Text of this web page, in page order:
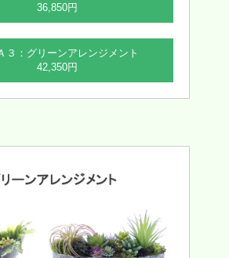
36,850円
３：グリーンアレンジメント
42,350円